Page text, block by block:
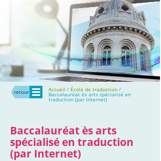
retour Menu Accueil / École de traduction /
Baccalauréat ès arts spécialisé en
traduction (par Internet)
Baccalauréat ès arts
spécialisé en traduction
(par Internet)